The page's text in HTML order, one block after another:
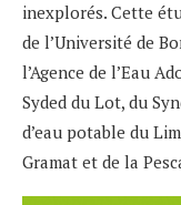
inexplorés. Cette
de l’Université de
l’Agence de l’Eau
Syded du Lot, du
d’eau potable du
Gramat et de la